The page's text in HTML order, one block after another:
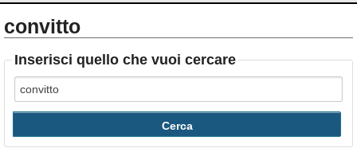
Politica
Eventi
convitto
Inserisci quello che vuoi cercare